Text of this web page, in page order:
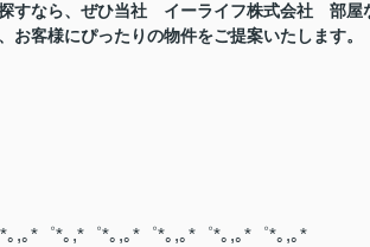
すなら、ぜひ当社 イーライフ株式会社 部屋
お客様にぴったりの物件をご提案いたします。
｡,｡*゜*｡,*゜*｡,｡*゜*｡,｡*゜*｡,｡*゜*｡,｡*